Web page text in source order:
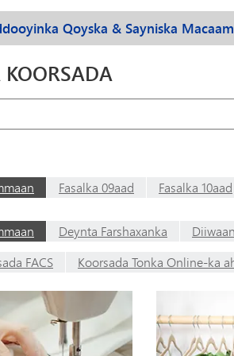
Qoyska & Sayniska
KOORSADA
Fasalka 09aad Fasalka 10aad
Deynta Farshaxanka
FACS
Koorsada Tonka Online-ka